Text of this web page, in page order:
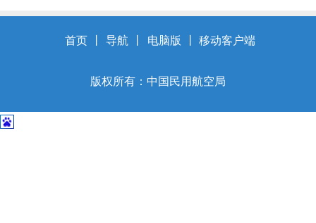
首页 丨 导航 丨 电脑版 丨 移动客户端
版权所有：中国民用航空局
打